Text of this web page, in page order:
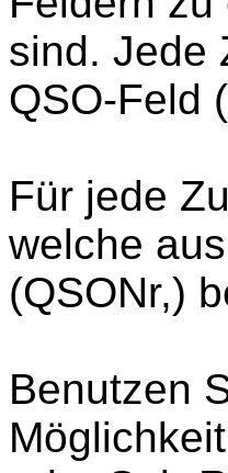
sind. Jede
QSO-Feld
Für jede
welche
(QSONr,)
Benutzen